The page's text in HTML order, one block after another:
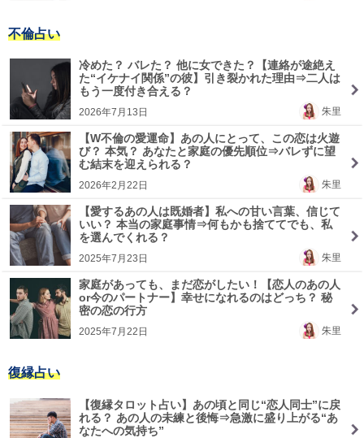
不倫占い
冷めた？ バレた？ 他に女できた？【連絡が途絶え
た“イケナイ関係”の彼】引き裂かれた理由⇒二人は
もう一度付き合える？
朱里
2026年7月13日
【W不倫の愛運命】あの人にとって、この恋は火遊
び？ 本気？ あなたと家庭の優先順位⇒バレずに望
む結末を迎えられる？
朱里
2026年2月22日
【愛するあの人は既婚者】私への甘い言葉、信じて
いい？ 本当の家庭事情⇒何もかも捨ててでも、私
を選んでくれる？
朱里
2025年7月23日
家庭があっても、まだ恋がしたい！【恋人のあの人
or今のパートナー】幸せになれるのはどっち？ 秘
密の恋の行方
朱里
2025年7月22日
復縁占い
【復縁タロット占い】あの頃と同じ“恋人同士”に戻
れる？ あの人の未練と後悔⇒急激に盛り上がる“あ
なたへの気持ち”